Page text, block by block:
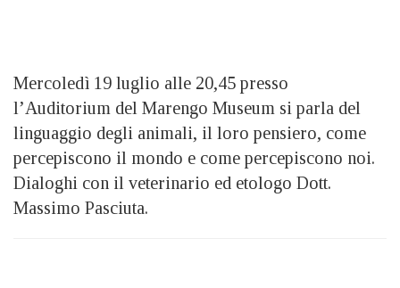
Mercoledì 19 luglio alle 20,45 presso
l’Auditorium del Marengo Museum si parla del
linguaggio degli animali, il loro pensiero, come
percepiscono il mondo e come percepiscono noi.
Dialoghi con il veterinario ed etologo Dott.
Massimo Pasciuta.